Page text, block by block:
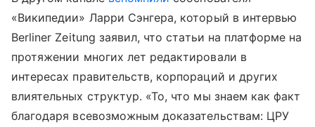
«Википедии» Ларри Сэнгера, который в интервью
Berliner Zeitung заявил, что статьи на платформе на
протяжении многих лет редактировали в
интересах правительств, корпораций и других
влиятельных структур. «То, что мы знаем как факт
благодаря всевозможным доказательствам: ЦРУ